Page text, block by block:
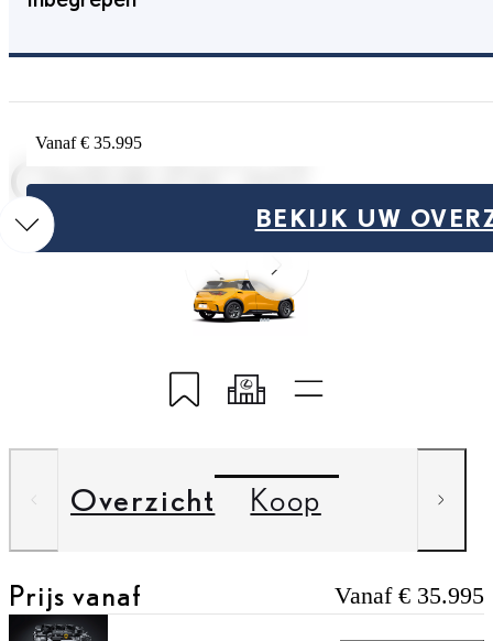
Vanaf € 35.995
BEKIJK UW
OVERZICHT
Vorige slideVolgende slide
Opslaan naar Mijn Lexus
Toon mijn code
Overzicht Koop
Prijs vanaf Vanaf € 35.995